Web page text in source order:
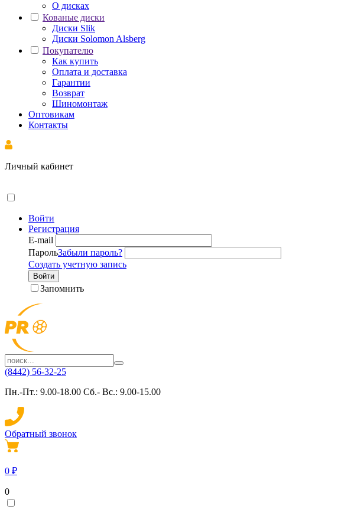
О дисках
Кованые диски
Диски Slik
Диски Solomon Alsberg
Покупателю
Как купить
Оплата и доставка
Гарантии
Возврат
Шиномонтаж
Оптовикам
Контакты
Личный кабинет
Войти
Регистрация
E-mail
ПарольЗабыли пароль?
Создать учетную запись
Войти
Запомнить
(8442) 56-32-25
Пн.-Пт.: 9.00-18.00 Сб.- Вс.: 9.00-15.00
Обратный звонок
0 ₽
0